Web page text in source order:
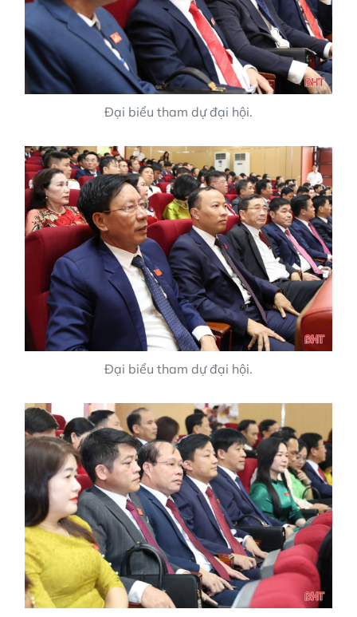
Đại biểu tham dự đại hội.
Đại biểu tham dự đại hội.